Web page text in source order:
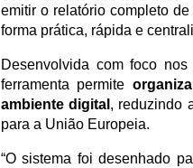
emitir o relatório completo
forma prática, rápida e
Desenvolvida com foco
ferramenta permite
ambiente digital , reduzindo
para a União Europeia.
“O sistema foi desenhado